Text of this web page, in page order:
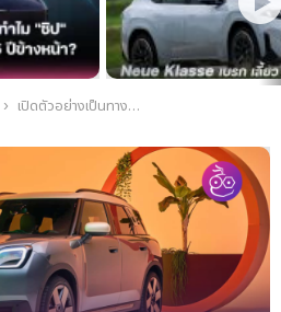
เปิดตัวอย่างเป็นทางการ All New Mini Countryman E และ Countryman SE ALL4 ขนาดตัวถังใหญ่ที่สุดเท่าที่เคยมีรุ่นนี้มา พละกำลังสูงสุด 313 แรงม้า